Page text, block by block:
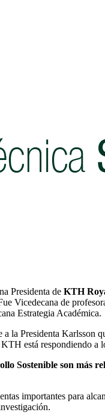
Presidenta de KTH
Vicedecana de
Estrategia Académica.
a la Presidenta Karlsson
está respondiendo a
Sostenible son más
importantes para